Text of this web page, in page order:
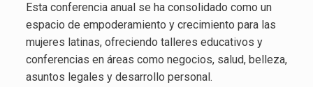
Esta conferencia anual se ha consolidado como un
espacio de empoderamiento y crecimiento para las
mujeres latinas, ofreciendo talleres educativos y
conferencias en áreas como negocios, salud, belleza,
asuntos legales y desarrollo personal.